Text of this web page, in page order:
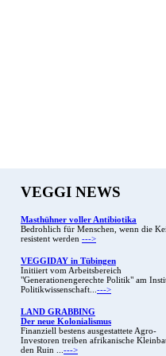
VEGGI NEWS
Masthühner voller Antibiotika
Bedrohlich für Menschen, wenn die
resistent werden --->
VEGGIDAY in Tübingen
Initiiert vom Arbeitsbereich
"Generationengerechte Politik" am
Politikwissenschaft...--->
LAND GRABBING
Der neue Kolonialismus
Finanziell bestens ausgestattete Agro-
Investoren treiben afrikanische
den Ruin ...--->